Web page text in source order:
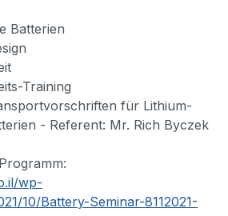
Batterien
Training
für Lithium-
- Referent: Mr. Rich Byczek
wp-
10/Battery-Seminar-8112021-